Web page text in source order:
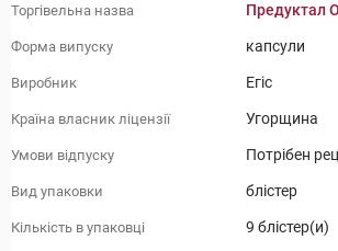
Торгівельна назва Предуктал
Форма випуску капсули
Виробник Егіс
Країна власник ліцензії Угорщина
Умови відпуску Потрібен
Вид упаковки блістер
Кількість в упаковці 9 блістер(и)